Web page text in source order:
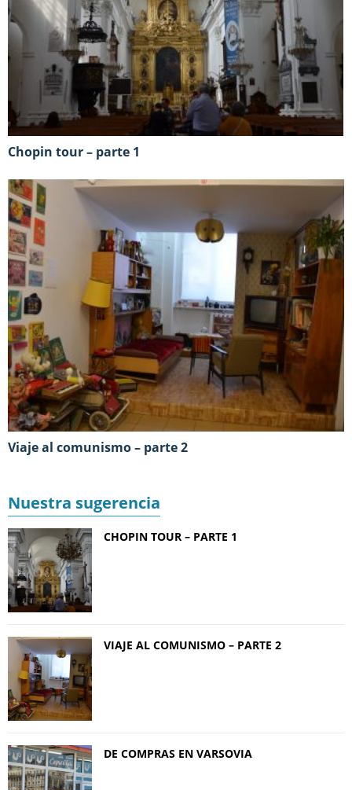
Chopin tour – parte 1
Viaje al comunismo – parte 2
Nuestra sugerencia
CHOPIN TOUR – PARTE 1
VIAJE AL COMUNISMO – PARTE 2
DE COMPRAS EN VARSOVIA